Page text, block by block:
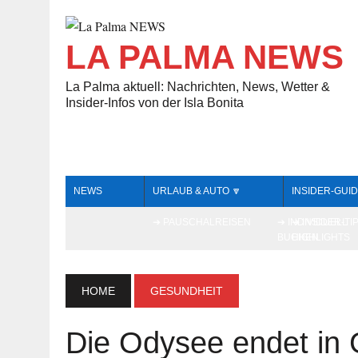
LA PALMA NEWS
La Palma aktuell: Nachrichten, News, Wetter &
Insider-Infos von der Isla Bonita
NEWS URLAUB & AUTO 🔽 INSIDER-
HOME GESUNDHEIT
Die Odysee endet in